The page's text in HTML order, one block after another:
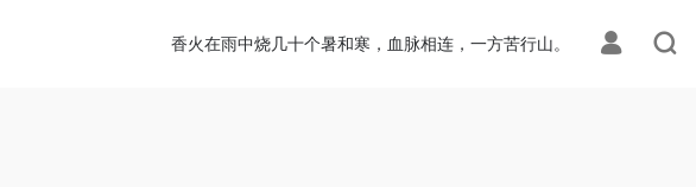
香火在雨中烧几十个暑和寒，血脉相连，一方苦行山。